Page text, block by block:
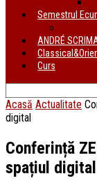
Semestrul
ANDRÉ
Curs
Acasă Actualitate
digital
Conferință
spațiul digital